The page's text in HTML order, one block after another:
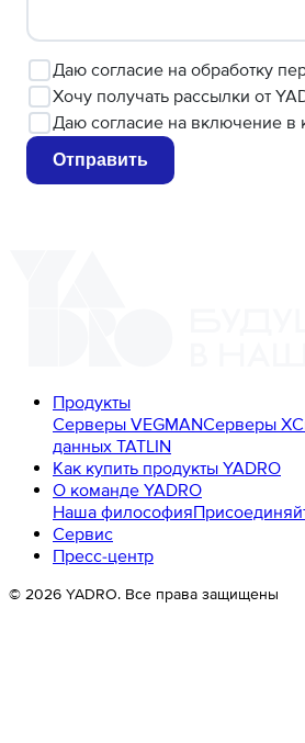
Даю согласие на обработку
Хочу получать рассылки от
Даю согласие на включение в
Отправить
Продукты
Серверы VEGMANСерверы X
данных TATLIN
Как купить продукты YADRO
О команде YADRO
Наша философия
Сервис
Пресс-центр
© 2026 YADRO. Все права защищены